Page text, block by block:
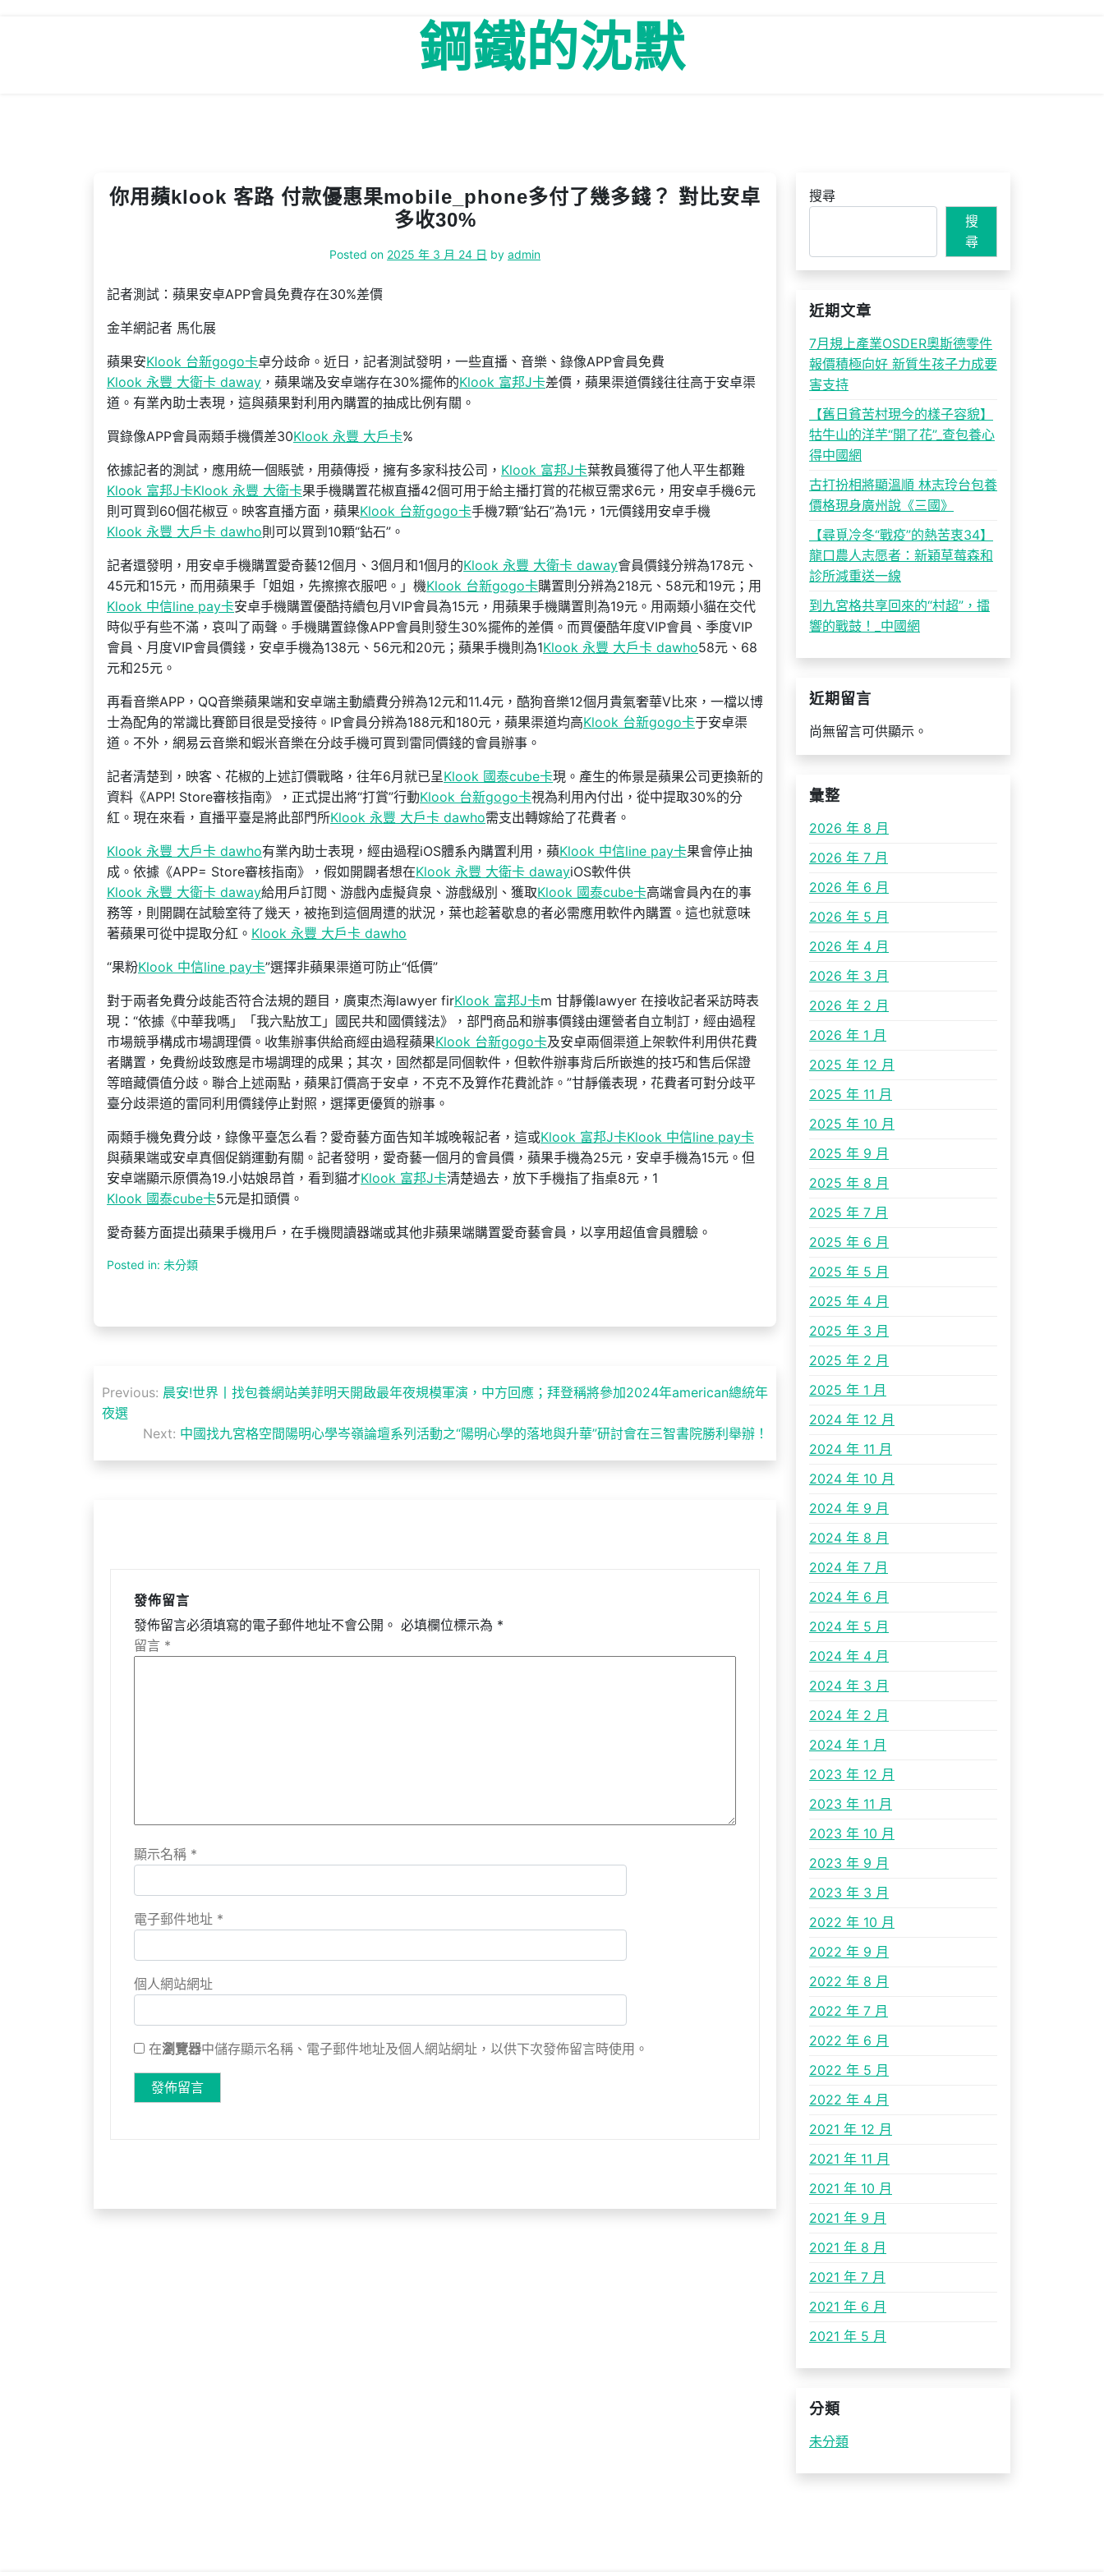
鋼鐵的沈默
你用蘋klook 客路 付款優惠果mobile_phone多付了幾多錢？ 對比安卓
多收30%
Posted on 2025 年 3 月 24 日 by admin
記者測試：蘋果安卓APP會員免費存在30%差價
金羊網記者 馬化展
蘋果安Klook 台新gogo卡卓分歧命。近日，記者測試發明，一些直播、音樂、錄像APP會員免費
Klook 永豐 大衛卡 daway ，蘋果端及安卓端存在30%擺佈的Klook 富邦J卡差價，蘋果渠道價錢往往高于安卓渠
道。有業內助士表現，這與蘋果對利用內購置的抽成比例有關。
買錄像APP會員兩類手機價差30Klook 永豐 大戶卡%
依據記者的測試，應用統一個賬號，用蘋傳授，擁有多家科技公司， Klook 富邦J卡葉教員獲得了他人平生都難
Klook 富邦J卡Klook 永豐 大衛卡果手機購置花椒直播42個可用于給主播打賞的花椒豆需求6元，用安卓手機6元
則可買到60個花椒豆。映客直播方面，蘋果Klook 台新gogo卡手機7顆“鉆石”為1元，1元價錢用安卓手機
Klook 永豐 大戶卡 dawho則可以買到10顆“鉆石”。
記者還發明，用安卓手機購置愛奇藝12個月、3個月和1個月的Klook 永豐 大衛卡 daway會員價錢分辨為178元、
45元和15元，而用蘋果手「姐姐，先擦擦衣服吧。」機Klook 台新gogo卡購置則分辨為218元、58元和19元；用
Klook 中信line pay卡安卓手機購置優酷持續包月VIP會員為15元，用蘋果手機購置則為19元。用兩類小貓在交代
時似乎有些不滿，哀叫了兩聲。手機購置錄像APP會員則發生30%擺佈的差價。而買優酷年度VIP會員、季度VIP
會員、月度VIP會員價錢，安卓手機為138元、56元和20元；蘋果手機則為1Klook 永豐 大戶卡 dawho58元、68
元和25元。
再看音樂APP，QQ音樂蘋果端和安卓端主動續費分辨為12元和11.4元，酷狗音樂12個月貴氣奢華V比來，一檔以博
士為配角的常識比賽節目很是受接待。IP會員分辨為188元和180元，蘋果渠道均高Klook 台新gogo卡于安卓渠
道。不外，網易云音樂和蝦米音樂在分歧手機可買到雷同價錢的會員辦事。
記者清楚到，映客、花椒的上述訂價戰略，往年6月就已呈Klook 國泰cube卡現。產生的佈景是蘋果公司更換新的
資料《APP! Store審核指南》，正式提出將“打賞”行動Klook 台新gogo卡視為利用內付出，從中提取30%的分
紅。現在來看，直播平臺是將此部門所Klook 永豐 大戶卡 dawho需支出轉嫁給了花費者。
Klook 永豐 大戶卡 dawho有業內助士表現，經由過程iOS體系內購置利用，蘋Klook 中信line pay卡果會停止抽
成。依據《APP= Store審核指南》，假如開闢者想在Klook 永豐 大衛卡 dawayiOS軟件供
Klook 永豐 大衛卡 daway給用戶訂閱、游戲內虛擬貨泉、游戲級別、獲取Klook 國泰cube卡高端會員內在的事
務等，則開闢在試驗室待了幾天，被拖到這個周遭的狀況，葉也趁著歇息的者必需應用軟件內購置。這也就意味
著蘋果可從中提取分紅。 Klook 永豐 大戶卡 dawho
“果粉Klook 中信line pay卡”選擇非蘋果渠道可防止“低價”
對于兩者免費分歧能否符合法規的題目，廣東杰海lawyer firKlook 富邦J卡m 甘靜儀lawyer 在接收記者采訪時表
現：“依據《中華我嗎」「我六點放工」國民共和國價錢法》，部門商品和辦事價錢由運營者自立制訂，經由過程
市場競爭構成市場調理價。收集辦事供給商經由過程蘋果Klook 台新gogo卡及安卓兩個渠道上架軟件利用供花費
者購置，免費紛歧致應是市場調理的成果；其次，固然都是同個軟件，但軟件辦事背后所嵌進的技巧和售后保證
等暗藏價值分歧。聯合上述兩點，蘋果訂價高于安卓，不克不及算作花費訛詐。”甘靜儀表現，花費者可對分歧平
臺分歧渠道的雷同利用價錢停止對照，選擇更優質的辦事。
兩類手機免費分歧，錄像平臺怎么看？愛奇藝方面告知羊城晚報記者，這或Klook 富邦J卡Klook 中信line pay卡
與蘋果端或安卓真個促銷運動有關。記者發明，愛奇藝一個月的會員價，蘋果手機為25元，安卓手機為15元。但
安卓端顯示原價為19.小姑娘昂首，看到貓才Klook 富邦J卡清楚過去，放下手機指了指桌8元，1
Klook 國泰cube卡5元是扣頭價。
愛奇藝方面提出蘋果手機用戶，在手機閱讀器端或其他非蘋果端購置愛奇藝會員，以享用超值會員體驗。
Posted in: 未分類
文
章
覽
Previous: 晨安!世界丨找包養網站美菲明天開啟最年夜規模軍演，中方回應；拜登稱將參加2024年american總統年
夜選
Next: 中國找九宮格空間陽明心學岑嶺論壇系列活動之“陽明心學的落地與升華”研討會在三智書院勝利舉辦！
發佈留言
發佈留言必須填寫的電子郵件地址不會公開。 必填欄位標示為 *
留言 *
顯示名稱 *
電子郵件地址 *
個人網站網址
在瀏覽器中儲存顯示名稱、電子郵件地址及個人網站網址，以供下次發佈留言時使用。
搜尋
搜
尋
近期文章
7月規上產業OSDER奧斯德零件
報價積極向好 新質生孩子力成要
害支持
【舊日貧苦村現今的樣子容貌】
牯牛山的洋芋“開了花”_查包養心
得中國網
古打扮相將顯溫順 林志玲台包養
價格現身廣州說《三國》
【尋覓冷冬“戰疫”的熱苦衷34】
龍口農人志愿者：新穎草莓森和
診所減重送一線
到九宮格共享回來的“村超”，擂
響的戰鼓！_中國網
近期留言
尚無留言可供顯示。
彙整
2026 年 8 月
2026 年 7 月
2026 年 6 月
2026 年 5 月
2026 年 4 月
2026 年 3 月
2026 年 2 月
2026 年 1 月
2025 年 12 月
2025 年 11 月
2025 年 10 月
2025 年 9 月
2025 年 8 月
2025 年 7 月
2025 年 6 月
2025 年 5 月
2025 年 4 月
2025 年 3 月
2025 年 2 月
2025 年 1 月
2024 年 12 月
2024 年 11 月
2024 年 10 月
2024 年 9 月
2024 年 8 月
2024 年 7 月
2024 年 6 月
2024 年 5 月
2024 年 4 月
2024 年 3 月
2024 年 2 月
2024 年 1 月
2023 年 12 月
2023 年 11 月
2023 年 10 月
2023 年 9 月
2023 年 3 月
2022 年 10 月
2022 年 9 月
2022 年 8 月
2022 年 7 月
2022 年 6 月
2022 年 5 月
2022 年 4 月
2021 年 12 月
2021 年 11 月
2021 年 10 月
2021 年 9 月
2021 年 8 月
2021 年 7 月
2021 年 6 月
2021 年 5 月
分類
未分類